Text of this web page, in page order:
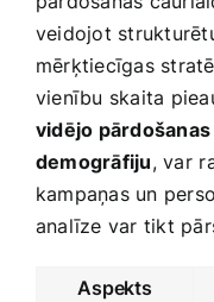
veidojot
mērķtiecīgas
vienību skaita
vidējo
demogrāfiju, var⁤
kampaņas un
analīze var tikt
Aspekts